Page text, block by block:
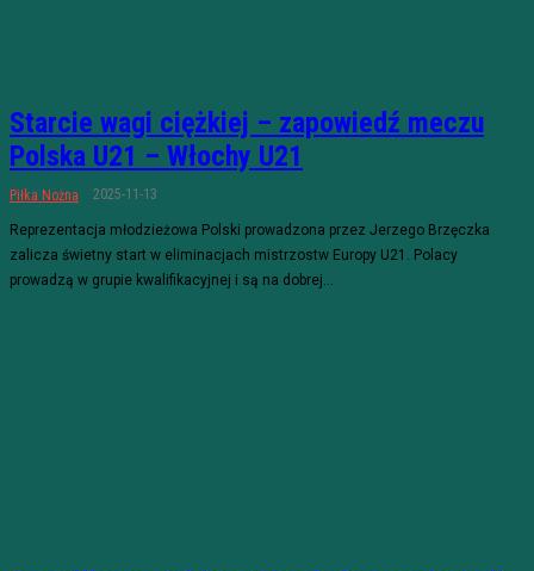
Starcie wagi ciężkiej – zapowiedź meczu
Polska U21 – Włochy U21
Piłka Nożna 2025-11-13
Reprezentacja młodzieżowa Polski prowadzona przez Jerzego Brzęczka
zalicza świetny start w eliminacjach mistrzostw Europy U21. Polacy
prowadzą w grupie kwalifikacyjnej i są na dobrej...